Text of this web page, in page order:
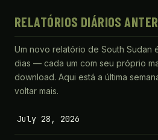
RELATÓRIOS DIÁRIOS
Um novo relatório de South Sudan
dias — cada um com seu próprio
download. Aqui está a última
voltar mais.
July 28, 2026